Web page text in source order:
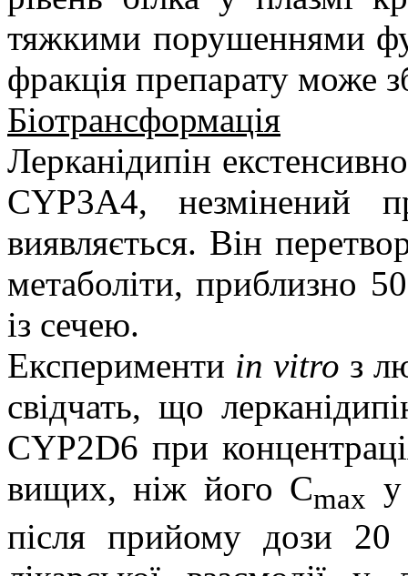
тяжкими порушеннями
фракція препарату може
Біотрансформація
Лерканідипін
CYP3А4, незмінений
виявляється. Він
метаболіти, приблизно
із сечею.
Експерименти in vitro з
свідчать, що
CYP2D6 при
вищих, ніж його Cmax
після прийому дози 20